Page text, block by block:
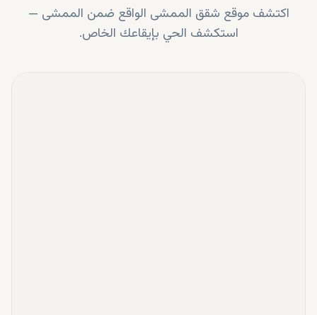
اكتشف موقع شقق الممشى الواقع ضمن الممشى —
استكشف الحي بإيقاعك الخاص.